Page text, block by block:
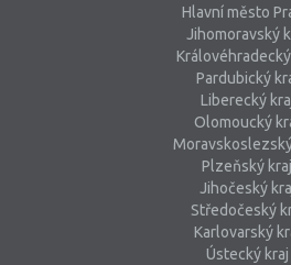
Hlavní město
Jihomoravský
Pardubický
Liberecký
Olomoucký
Plzeňský kraj
Jihočeský
Středočeský
Karlovarský
Ústecký kraj